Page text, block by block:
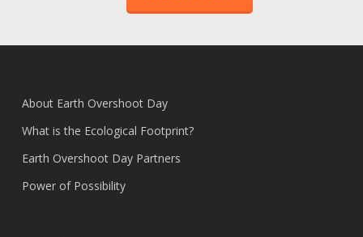
About Earth Overshoot Day
What is the Ecological Footprint?
Earth Overshoot Day Partners
Power of Possibility